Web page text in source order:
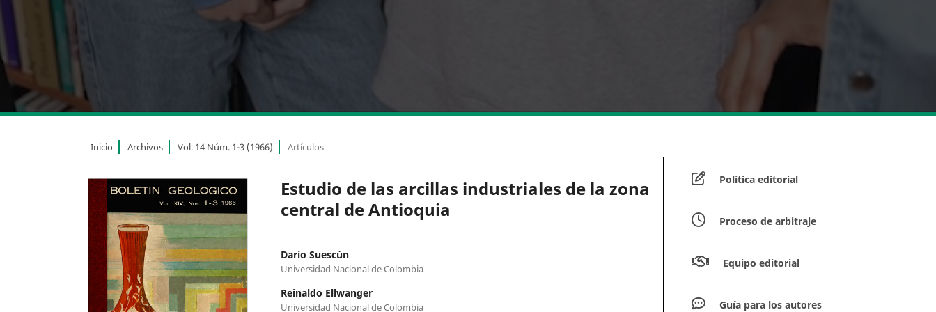
Inicio Archivos Vol. 14 Núm. 1-3 (1966) Artículos
Estudio de las arcillas industriales de la zona
central de Antioquia
Darío Suescún
Universidad Nacional de Colombia
Reinaldo Ellwanger
Universidad Nacional de Colombia
Política editorial
Proceso de arbitraje
Equipo editorial
Guía para los autores